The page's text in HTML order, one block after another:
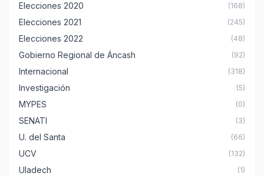
Elecciones 2020 (168)
Elecciones 2021 (245)
Elecciones 2022 (48)
Gobierno Regional de Áncash (92)
Internacional (318)
Investigación (5)
MYPES (0)
SENATI (3)
U. del Santa (66)
UCV (132)
Uladech (1)